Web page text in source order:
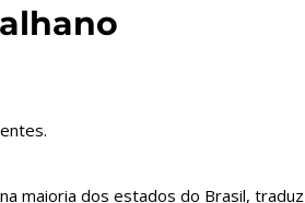
maioria dos estados do Brasil, traduz